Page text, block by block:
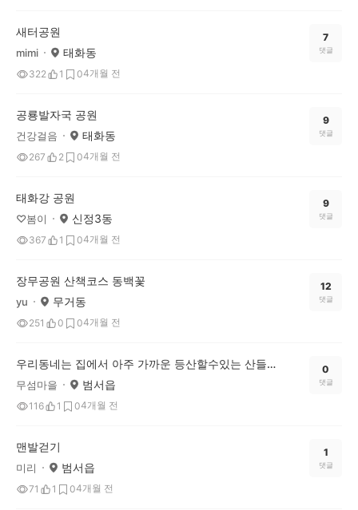
새터공원
mimi 태화동
322 1 04개월 전
7
댓글
공룡발자국 공원
건강걸음 태화동
267 2 04개월 전
9
댓글
태화강 공원
♡봄이 신정3동
367 1 04개월 전
9
댓글
장무공원 산책코스 동백꽃
yu 무거동
251 0 04개월 전
12
댓글
우리동네는 집에서 아주 가까운 등산할수있는 산들이 많아서 행복함니다
무섬마을 범서읍
116 1 04개월 전
0
댓글
맨발걷기
미리 범서읍
71 1 04개월 전
1
댓글